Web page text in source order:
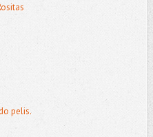
pelis.